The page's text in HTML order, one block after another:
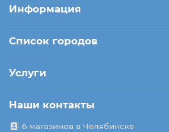
Информация
Список городов
Услуги
Наши контакты
6 магазинов в Челябинске